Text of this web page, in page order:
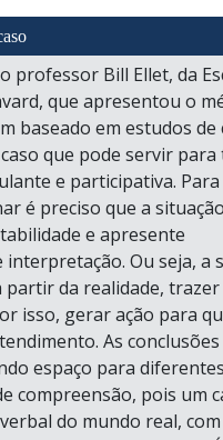
professor Bill Ellet, da
que apresentou o
baseado em estudos de
que pode servir
e participativa. Para
é preciso que a
e apresente
interpretação. Ou seja, a
partir da realidade, trazer
isso, gerar ação para
As
espaço para diferentes
compreensão, pois um
do mundo real, com